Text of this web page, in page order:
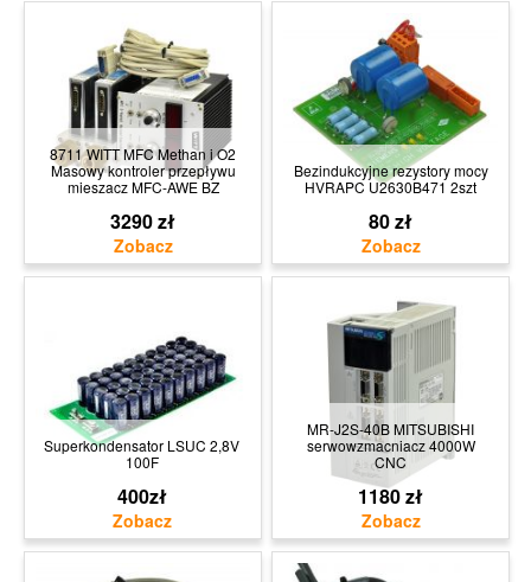
8711 WITT MFC Methan i O2
Masowy kontroler przepływu
mieszacz MFC-AWE BZ
3290 zł
Bezindukcyjne rezystory mocy
HVRAPC U2630B471 2szt
80 zł
Superkondensator LSUC 2,8V
100F
400zł
MR-J2S-40B MITSUBISHI
serwowzmacniacz 4000W
CNC
1180 zł